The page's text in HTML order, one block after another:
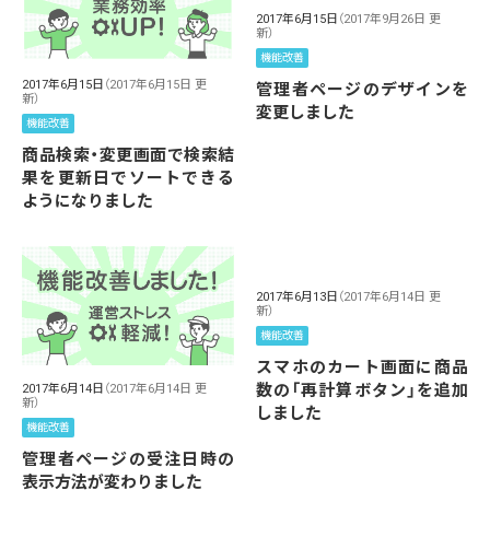
2017年6月15日 （2017年6月15日 更
新）
機能改善
商品検索・変更画面で検索結
果を更新日でソートできる
ようになりました
2017年6月15日 （2017年9月26日 更
新）
機能改善
管理者ページのデザインを
変更しました
2017年6月14日 （2017年6月14日 更
新）
機能改善
管理者ページの受注日時の
表示方法が変わりました
2017年6月13日 （2017年6月14日 更
新）
機能改善
スマホのカート画面に商品
数の「再計算ボタン」を追加
しました